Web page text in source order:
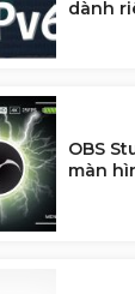
dành
OBS
màn